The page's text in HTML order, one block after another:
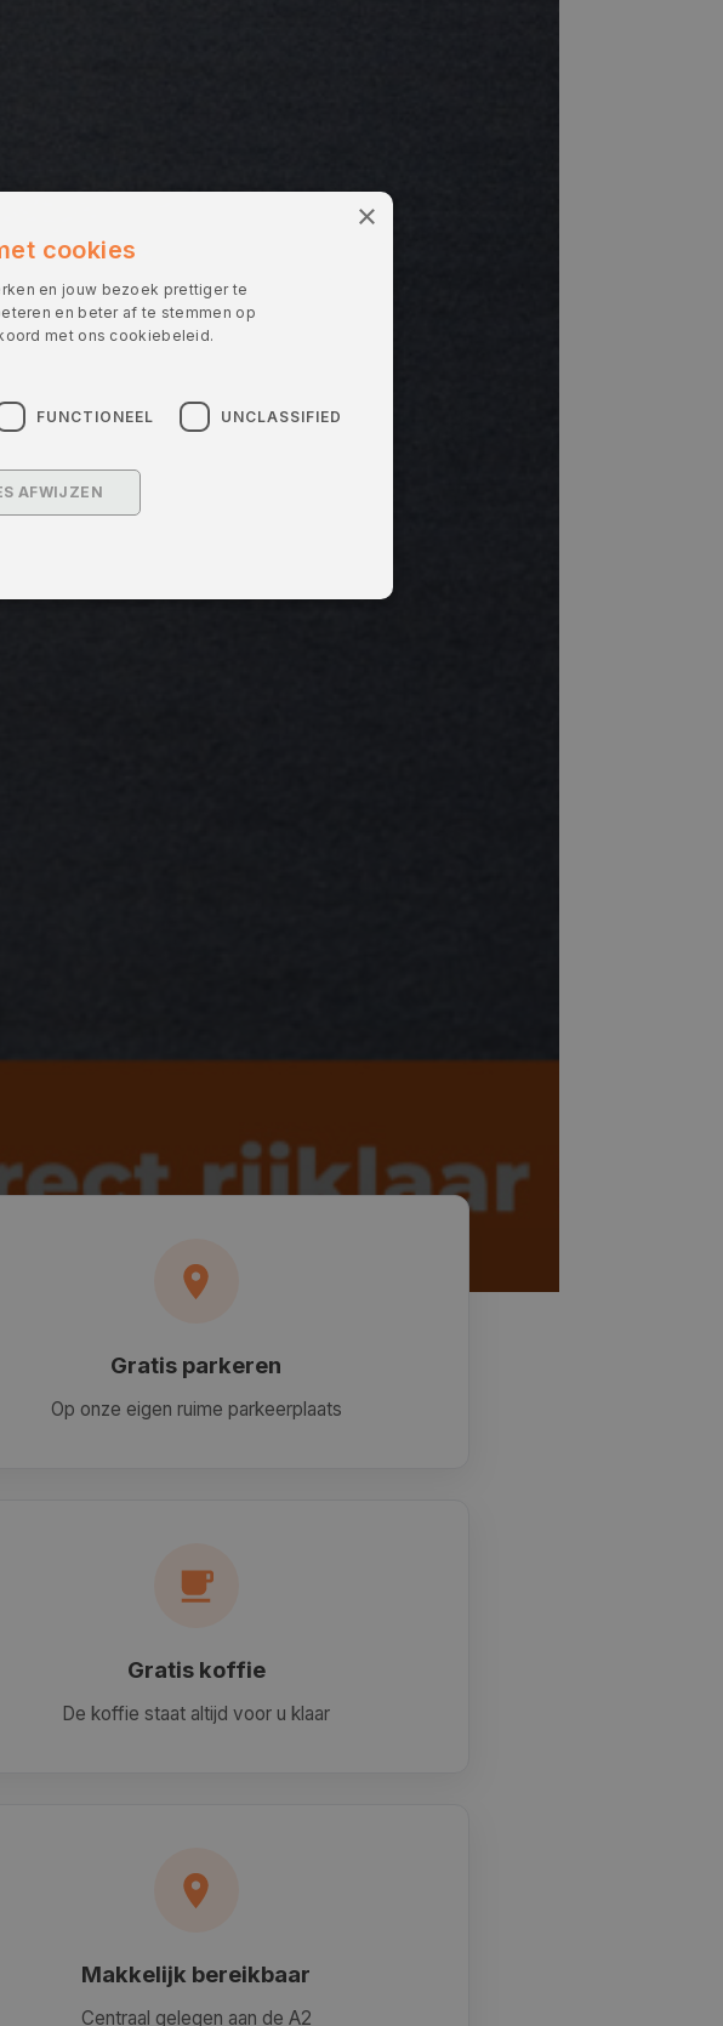
Gratis parkeren
Op onze eigen ruime parkeerplaats
Gratis koffie
De koffie staat altijd voor u klaar
Makkelijk bereikbaar
Centraal gelegen aan de A2
×
cookies
en jouw bezoek prettiger te
en beter af te stemmen op
met ons cookiebeleid.
FUNCTIONEEL UNCLASSIFIED
AFWIJZEN